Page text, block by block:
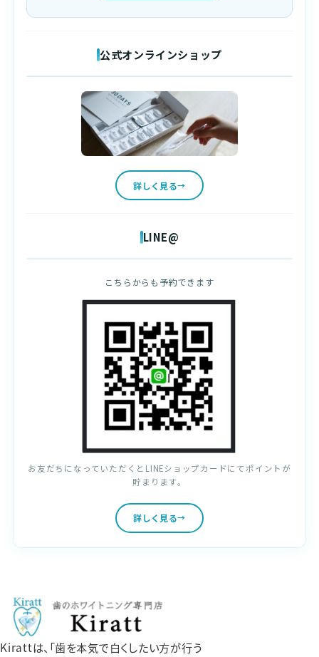
公式オンラインショップ
詳しく見る
LINE@
こちらからも予約できます
お友だちになっていただくとLINEショップカードにてポイントが
貯まります。
詳しく見る
Kirattは、「歯を本気で白くしたい方が行う